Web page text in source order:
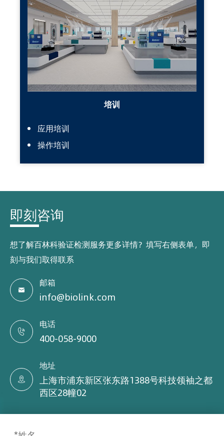
培训
应用培训
操作培训
即刻咨询
想了解百林科验证检测服务更多详情？填写右侧表单，即
刻与我们取得联系

邮箱
info@biolink.com

电话
400-058-9000

地址
上海市浦东新区张东路1388号科技领袖之都
西区28幢02